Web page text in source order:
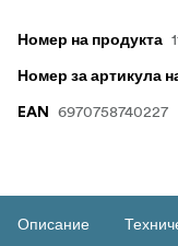
Номер на продукта
Номер за артикула
EAN 6970758740227
Описание